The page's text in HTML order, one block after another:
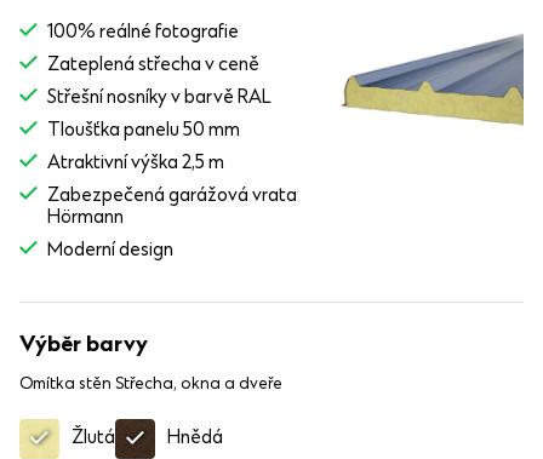
100% reálné fotografie
Zateplená střecha v ceně
Střešní nosníky v barvě RAL
Tloušťka panelu 50 mm
Atraktivní výška 2,5 m
Zabezpečená garážová vrata
Hörmann
Moderní design
Výběr barvy
Omítka stěn
Žlutá
Střecha, okna a dveře
Hnědá